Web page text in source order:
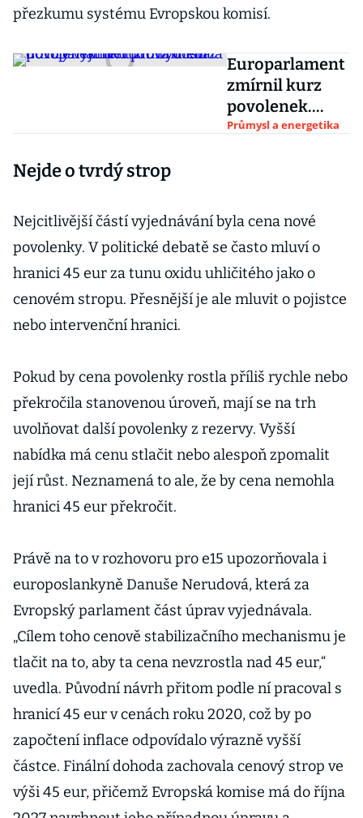
přezkumu systému Evropskou komisí.
Europarlament
zmírnil kurz
povolenek.
Nerudová
Průmysl a energetika
Nejde o tvrdý strop
Nejcitlivější částí vyjednávání byla cena nové
povolenky. V politické debatě se často mluví o
hranici 45 eur za tunu oxidu uhličitého jako o
cenovém stropu. Přesnější je ale mluvit o pojistce
nebo intervenční hranici.
Pokud by cena povolenky rostla příliš rychle nebo
překročila stanovenou úroveň, mají se na trh
uvolňovat další povolenky z rezervy. Vyšší
nabídka má cenu stlačit nebo alespoň zpomalit
její růst. Neznamená to ale, že by cena nemohla
hranici 45 eur překročit.
Právě na to v rozhovoru pro e15 upozorňovala i
europoslankyně Danuše Nerudová, která za
Evropský parlament část úprav vyjednávala.
„Cílem toho cenově stabilizačního mechanismu je
tlačit na to, aby ta cena nevzrostla nad 45 eur,“
uvedla. Původní návrh přitom podle ní pracoval s
hranicí 45 eur v cenách roku 2020, což by po
započtení inflace odpovídalo výrazně vyšší
částce. Finální dohoda zachovala cenový strop ve
výši 45 eur, přičemž Evropská komise má do října